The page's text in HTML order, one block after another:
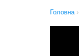
Головна›